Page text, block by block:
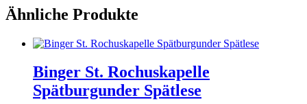
Ähnliche Produkte
Binger St. Rochuskapelle
Spätburgunder Spätlese